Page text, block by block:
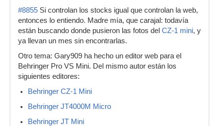
#8855 Si controlan los stocks igual que controlan la web,
entonces lo entiendo. Madre mía, que carajal: todavía
están buscando donde pusieron las fotos del CZ-1 mini, y
ya llevan un mes sin encontrarlas.
Otro tema: Gary909 ha hecho un editor web para el
Behringer Pro VS Mini. Del mismo autor están los
siguientes editores:
Behringer CZ-1 Mini
Behringer JT4000M Micro
Behringer JT Mini